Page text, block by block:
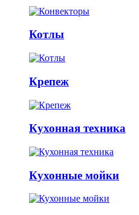
Котлы
Крепеж
Кухонная техника
Кухонные мойки